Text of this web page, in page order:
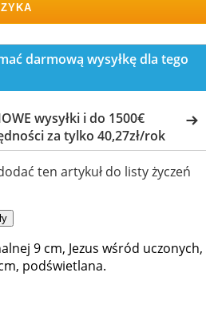
darmową wysyłkę dla tego
wysyłki i do 1500€
za tylko 40,27zł/rok
ten artykuł do listy życzeń
9 cm, Jezus wśród uczonych,
podświetlana.